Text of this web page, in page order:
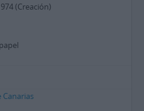
(Creación)
Canarias